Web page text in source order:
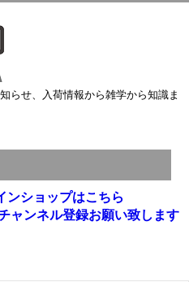
らせ、入荷情報から雑学から知識ま
ンショップはこちら
ャンネル登録お願い致します